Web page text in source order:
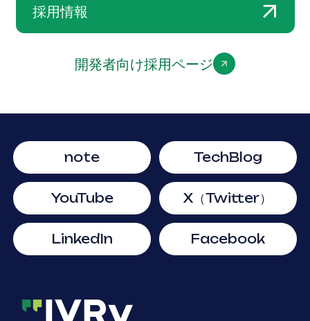
採用情報
開発者向け採用ページ
note TechBlog
YouTube X（Twitter）
LinkedIn Facebook